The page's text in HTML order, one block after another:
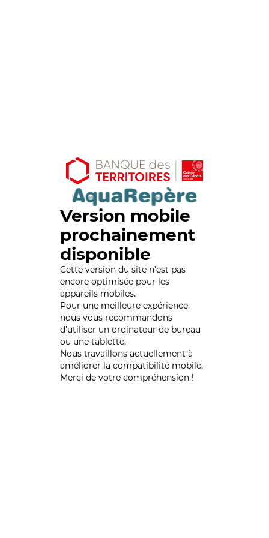
Version mobile
prochainement
disponible
Cette version du site n’est pas
encore optimisée pour les
appareils mobiles.
Pour une meilleure expérience,
nous vous recommandons
d'utiliser un ordinateur de bureau
ou une tablette.
Nous travaillons actuellement à
améliorer la compatibilité mobile.
Merci de votre compréhension !